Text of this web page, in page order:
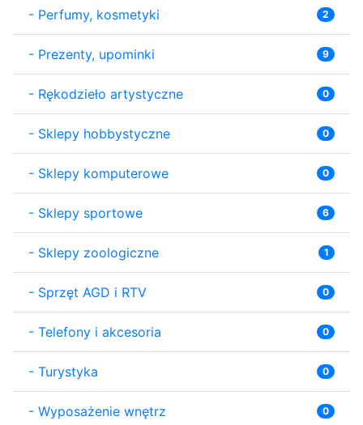
- Perfumy, kosmetyki 2
- Prezenty, upominki 9
- Rękodzieło artystyczne 0
- Sklepy hobbystyczne 0
- Sklepy komputerowe 0
- Sklepy sportowe 6
- Sklepy zoologiczne 1
- Sprzęt AGD i RTV 0
- Telefony i akcesoria 0
- Turystyka 0
- Wyposażenie wnętrz 0